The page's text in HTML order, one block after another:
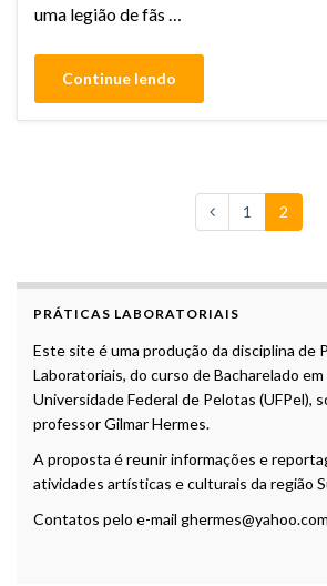
uma legião de fãs …
Continue lendo
1 2
PRÁTICAS LABORATORIAIS
Este site é uma produção da disciplina de
Laboratoriais, do curso de Bacharelado em
Universidade Federal de Pelotas (UFPel),
professor Gilmar Hermes.
A proposta é reunir informações e
atividades artísticas e culturais da região
Contatos pelo e-mail ghermes@yahoo.com